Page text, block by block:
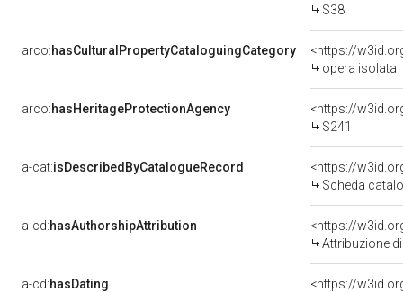
S38
arco:hasCulturalPropertyCataloguingCategory
<https://
opera isolata
arco:hasHeritageProtectionAgency
<https://
S241
a-cat:isDescribedByCatalogueRecord
<https://
Scheda
a-cd:hasAuthorshipAttribution
Attribuzione
a-cd:hasDating
<https://